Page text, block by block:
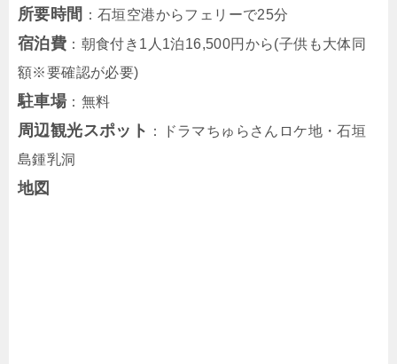
所要時間 ：石垣空港からフェリーで25分
宿泊費 ：朝食付き1人1泊16,500円から(子供も大体同
額※要確認が必要)
駐車場：無料
周辺観光スポット ：ドラマちゅらさんロケ地・石垣
島鍾乳洞
地図